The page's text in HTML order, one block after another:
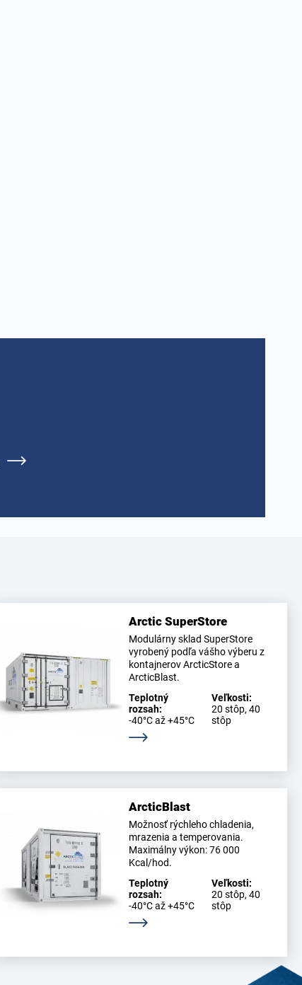
Arctic SuperStore
Modulárny sklad SuperStore
vyrobený podľa vášho výberu z
kontajnerov ArcticStore a
ArcticBlast.
Teplotný
rozsah:
-40°C až +45°C
Veľkosti:
20 stôp, 40
stôp
Zistite viac
ArcticBlast
Možnosť rýchleho chladenia,
mrazenia a temperovania.
Maximálny výkon: 76 000
Kcal/hod.
Teplotný
rozsah:
-40°C až +45°C
Veľkosti:
20 stôp, 40
stôp
Zistite viac